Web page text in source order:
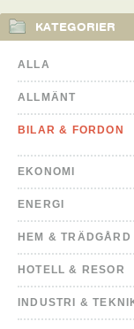
KATEGORIER
ALLA
ALLMÄNT
BILAR & FORDON
EKONOMI
ENERGI
HEM & TRÄDGÅRD
HOTELL & RESOR
INDUSTRI &